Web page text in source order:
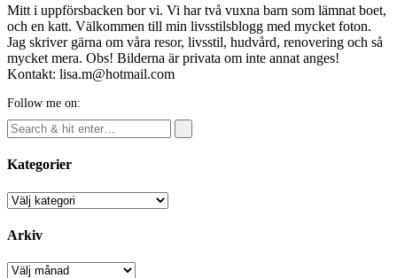
Mitt i uppförsbacken bor vi. Vi har två vuxna barn som lämnat boet,
och en katt. Välkommen till min livsstilsblogg med mycket foton.
Jag skriver gärna om våra resor, livsstil, hudvård, renovering och så
mycket mera. Obs! Bilderna är privata om inte annat anges!
Kontakt: lisa.m@hotmail.com
Follow me on:
Kategorier
Kategorier
Arkiv
Arkiv